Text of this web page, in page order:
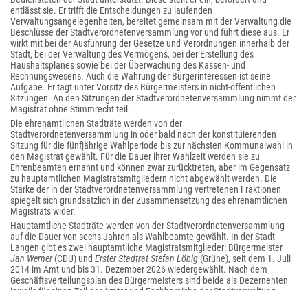
entlässt sie. Er trifft die Entscheidungen zu laufenden
Verwaltungsangelegenheiten, bereitet gemeinsam mit der Verwaltung die
Beschlüsse der Stadtverordnetenversammlung vor und führt diese aus. Er
wirkt mit bei der Ausführung der Gesetze und Verordnungen innerhalb der
Stadt, bei der Verwaltung des Vermögens, bei der Erstellung des
Haushaltsplanes sowie bei der Überwachung des Kassen- und
Rechnungswesens. Auch die Wahrung der Bürgerinteressen ist seine
Aufgabe. Er tagt unter Vorsitz des Bürgermeisters in nicht-öffentlichen
Sitzungen. An den Sitzungen der Stadtverordnetenversammlung nimmt der
Magistrat ohne Stimmrecht teil.
Die ehrenamtlichen Stadträte werden von der
Stadtverordnetenversammlung in oder bald nach der konstituierenden
Sitzung für die fünfjährige Wahlperiode bis zur nächsten Kommunalwahl in
den Magistrat gewählt. Für die Dauer ihrer Wahlzeit werden sie zu
Ehrenbeamten ernannt und können zwar zurücktreten, aber im Gegensatz
zu hauptamtlichen Magistratsmitgliedern nicht abgewählt werden. Die
Stärke der in der Stadtverordnetenversammlung vertretenen Fraktionen
spiegelt sich grundsätzlich in der Zusammensetzung des ehrenamtlichen
Magistrats wider.
Hauptamtliche Stadträte werden von der Stadtverordnetenversammlung
auf die Dauer von sechs Jahren als Wahlbeamte gewählt. In der Stadt
Langen gibt es zwei hauptamtliche Magistratsmitglieder: Bürgermeister
Jan Werner(CDU) und Erster Stadtrat Stefan Löbig (Grüne), seit dem 1. Juli
2014 im Amt und bis 31. Dezember 2026 wiedergewählt. Nach dem
Geschäftsverteilungsplan des Bürgermeisters sind beide als Dezernenten